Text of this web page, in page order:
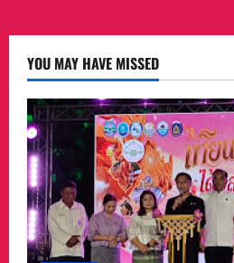
YOU MAY HAVE MISSED